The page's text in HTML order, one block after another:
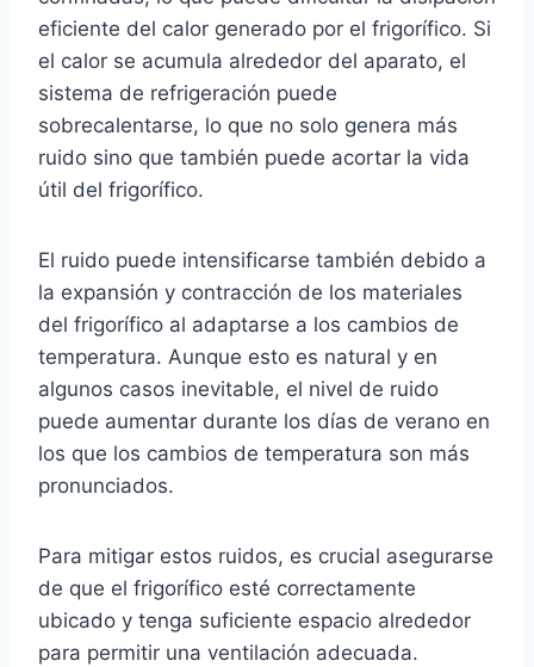
eficiente del calor generado por el frigorífico. Si
el calor se acumula alrededor del aparato, el
sistema de refrigeración puede
sobrecalentarse, lo que no solo genera más
ruido sino que también puede acortar la vida
útil del frigorífico.
El ruido puede intensificarse también debido a
la expansión y contracción de los materiales
del frigorífico al adaptarse a los cambios de
temperatura. Aunque esto es natural y en
algunos casos inevitable, el nivel de ruido
puede aumentar durante los días de verano en
los que los cambios de temperatura son más
pronunciados.
Para mitigar estos ruidos, es crucial asegurarse
de que el frigorífico esté correctamente
ubicado y tenga suficiente espacio alrededor
para permitir una ventilación adecuada.